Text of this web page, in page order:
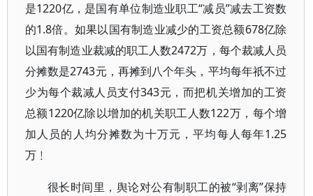
是1220亿，是国有单位制造业职工“减员”减去工资数
的1.8倍。如果以国有制造业减少的工资总额678亿除
以国有制造业裁减的职工人数2472万，每个裁减人员
分摊数是2743元，再摊到八个年头，平均每年祇不过
少为每个裁减人员支付343元，而把机关增加的工资
总额1220亿除以增加的机关职工人数122万，每个增
加人员的人均分摊数为十万元，平均每人每年1.25
万﹗
很长时间里，舆论对公有制职工的被“剥离”保持